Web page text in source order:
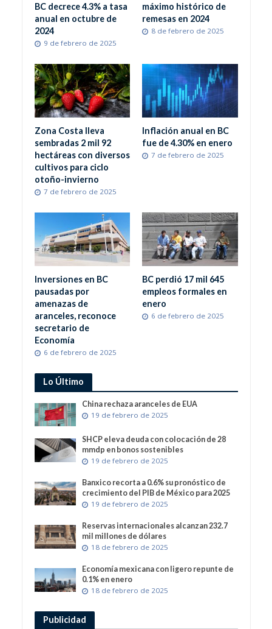
BC decrece 4.3% a tasa
anual en octubre de
2024
9 de febrero de 2025
máximo histórico de
remesas en 2024
8 de febrero de 2025
Zona Costa lleva
sembradas 2 mil 92
hectáreas con diversos
cultivos para ciclo
otoño-invierno
7 de febrero de 2025
Inflación anual en BC
fue de 4.30% en enero
7 de febrero de 2025
Inversiones en BC
pausadas por
amenazas de
aranceles, reconoce
secretario de
Economía
6 de febrero de 2025
BC perdió 17 mil 645
empleos formales en
enero
6 de febrero de 2025
Lo Último
China rechaza aranceles de EUA
19 de febrero de 2025
SHCP eleva deuda con colocación de 28
mmdp en bonos sostenibles
19 de febrero de 2025
Banxico recorta a 0.6% su pronóstico de
crecimiento del PIB de México para 2025
19 de febrero de 2025
Reservas internacionales alcanzan 232.7
mil millones de dólares
18 de febrero de 2025
Economía mexicana con ligero repunte de
0.1% en enero
18 de febrero de 2025
Publicidad